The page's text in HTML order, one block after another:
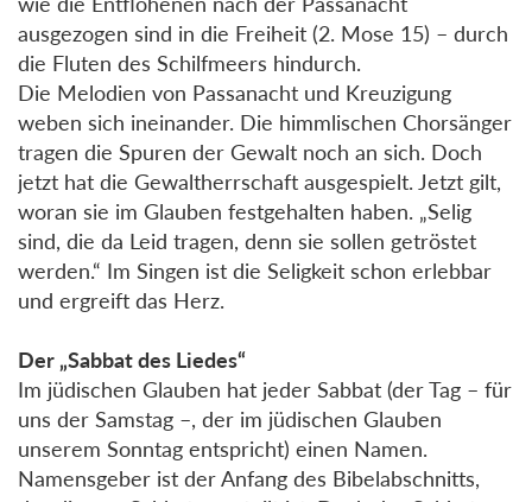
ausgezogen sind in die Freiheit (2. Mose 15) – durch
die Fluten des Schilfmeers hindurch.
Die Melodien von Passanacht und Kreuzigung
weben sich ineinander. Die himmlischen Chorsänger
tragen die Spuren der Gewalt noch an sich. Doch
jetzt hat die Gewaltherrschaft ausgespielt. Jetzt gilt,
woran sie im Glauben festgehalten haben. „Selig
sind, die da Leid tragen, denn sie sollen getröstet
werden.“ Im Singen ist die Seligkeit schon erlebbar
und ergreift das Herz.
Der „Sabbat des Liedes“
Im jüdischen Glauben hat jeder Sabbat (der Tag – für
uns der Samstag –, der im jüdischen Glauben
unserem Sonntag entspricht) einen Namen.
Namensgeber ist der Anfang des Bibelabschnitts,